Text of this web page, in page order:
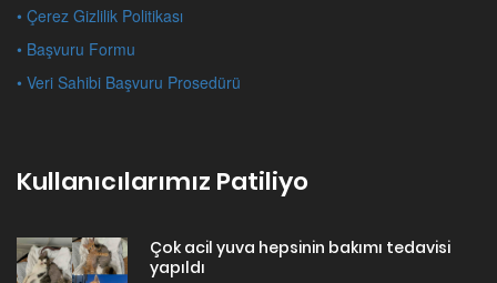
• Çerez Gizlilik Politikası
• Başvuru Formu
• Veri Sahibi Başvuru Prosedürü
Kullanıcılarımız Patiliyo
Çok acil yuva hepsinin bakımı tedavisi
yapıldı